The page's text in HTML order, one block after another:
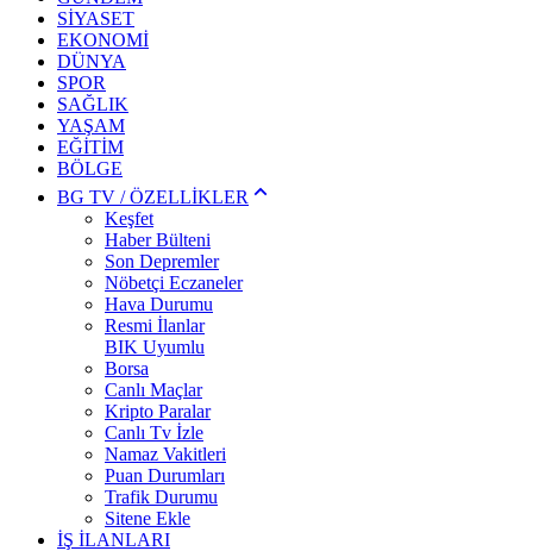
SİYASET
EKONOMİ
DÜNYA
SPOR
SAĞLIK
YAŞAM
EĞİTİM
BÖLGE
BG TV / ÖZELLİKLER
Keşfet
Haber Bülteni
Son Depremler
Nöbetçi Eczaneler
Hava Durumu
Resmi İlanlar
BIK Uyumlu
Borsa
Canlı Maçlar
Kripto Paralar
Canlı Tv İzle
Namaz Vakitleri
Puan Durumları
Trafik Durumu
Sitene Ekle
İŞ İLANLARI